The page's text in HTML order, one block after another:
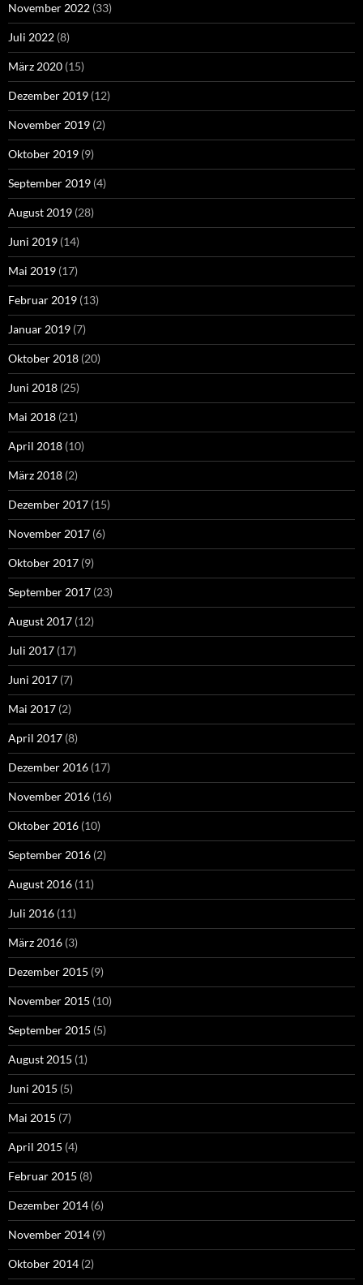
November 2022 (33)
Juli 2022 (8)
März 2020 (15)
Dezember 2019 (12)
November 2019 (2)
Oktober 2019 (9)
September 2019 (4)
August 2019 (28)
Juni 2019 (14)
Mai 2019 (17)
Februar 2019 (13)
Januar 2019 (7)
Oktober 2018 (20)
Juni 2018 (25)
Mai 2018 (21)
April 2018 (10)
März 2018 (2)
Dezember 2017 (15)
November 2017 (6)
Oktober 2017 (9)
September 2017 (23)
August 2017 (12)
Juli 2017 (17)
Juni 2017 (7)
Mai 2017 (2)
April 2017 (8)
Dezember 2016 (17)
November 2016 (16)
Oktober 2016 (10)
September 2016 (2)
August 2016 (11)
Juli 2016 (11)
März 2016 (3)
Dezember 2015 (9)
November 2015 (10)
September 2015 (5)
August 2015 (1)
Juni 2015 (5)
Mai 2015 (7)
April 2015 (4)
Februar 2015 (8)
Dezember 2014 (6)
November 2014 (9)
Oktober 2014 (2)